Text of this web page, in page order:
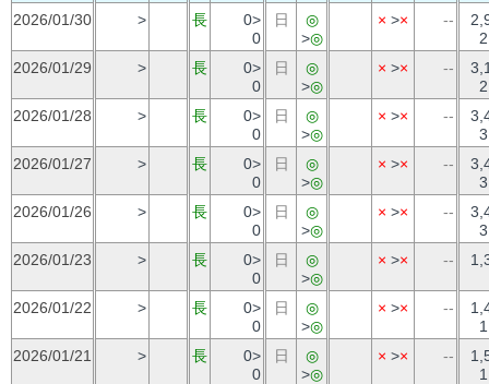
2026/01/30 > 長
0>
0
日
◎
>◎
× >× --
2026/01/29
> 長
0>
0
日
◎
>◎
× >× --
2026/01/28
> 長
0>
0
日
◎
>◎
× >× --
2026/01/27
> 長
0>
0
日
◎
>◎
× >× --
2026/01/26
> 長
0>
0
日
◎
>◎
× >× --
2026/01/23
> 長
0>
0
日
◎
>◎
× >× --
2026/01/22 > 長
0>
0
日
◎
>◎
× >× --
2026/01/21
> 長
0>
0
日
◎
>◎
× >× --